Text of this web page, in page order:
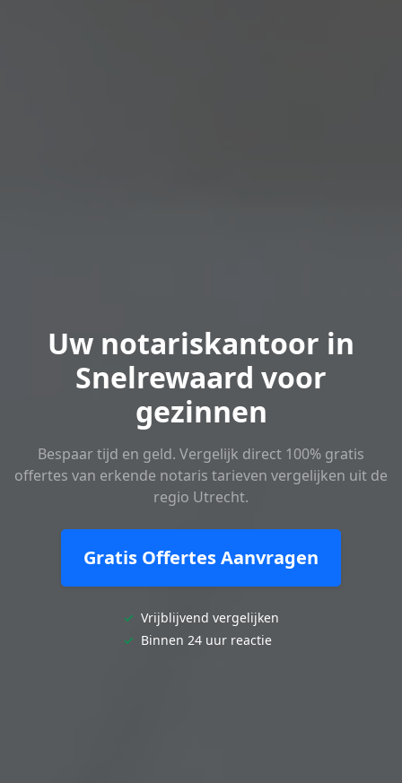
Uw notariskantoor in
Snelrewaard voor
gezinnen
Bespaar tijd en geld. Vergelijk direct 100% gratis
offertes van erkende notaris tarieven vergelijken uit de
regio Utrecht.
Gratis Offertes Aanvragen
✓ Vrijblijvend vergelijken
✓ Binnen 24 uur reactie